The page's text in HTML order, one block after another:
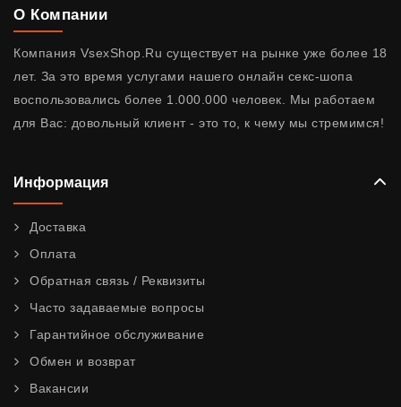
О Компании
Компания VsexShop.Ru существует на рынке уже более 18
лет. За это время услугами нашего онлайн секс-шопа
воспользовались более 1.000.000 человек. Мы работаем
для Вас: довольный клиент - это то, к чему мы стремимся!
Информация
Доставка
Оплата
Обратная связь / Реквизиты
Часто задаваемые вопросы
Гарантийное обслуживание
Обмен и возврат
Вакансии